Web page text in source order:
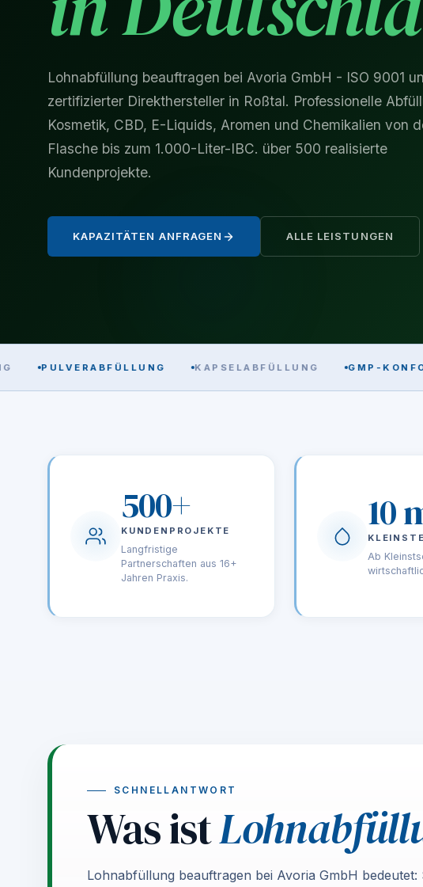
Lohnabfüllung beauftragen bei Avoria GmbH - ISO 9001
zertifizierter Direkthersteller in Roßtal. Professionelle
Kosmetik, CBD, E-Liquids, Aromen und Chemikalien von
Flasche bis zum 1.000-Liter-IBC. über 500 realisierte
Kundenprojekte.
KAPAZITÄTEN ANFRAGEN ALLE LEISTUNGEN
PULVERABFÜLLUNG KAPSELABFÜLLUNG GMP-KONFORM
500+
KUNDENPROJEKTE
Langfristige
Partnerschaften aus 16+
Jahren Praxis.
10
Ab
SCHNELLANTWORT
Was ist
Lohnabfüllung beauftragen bei Avoria GmbH bedeutet: